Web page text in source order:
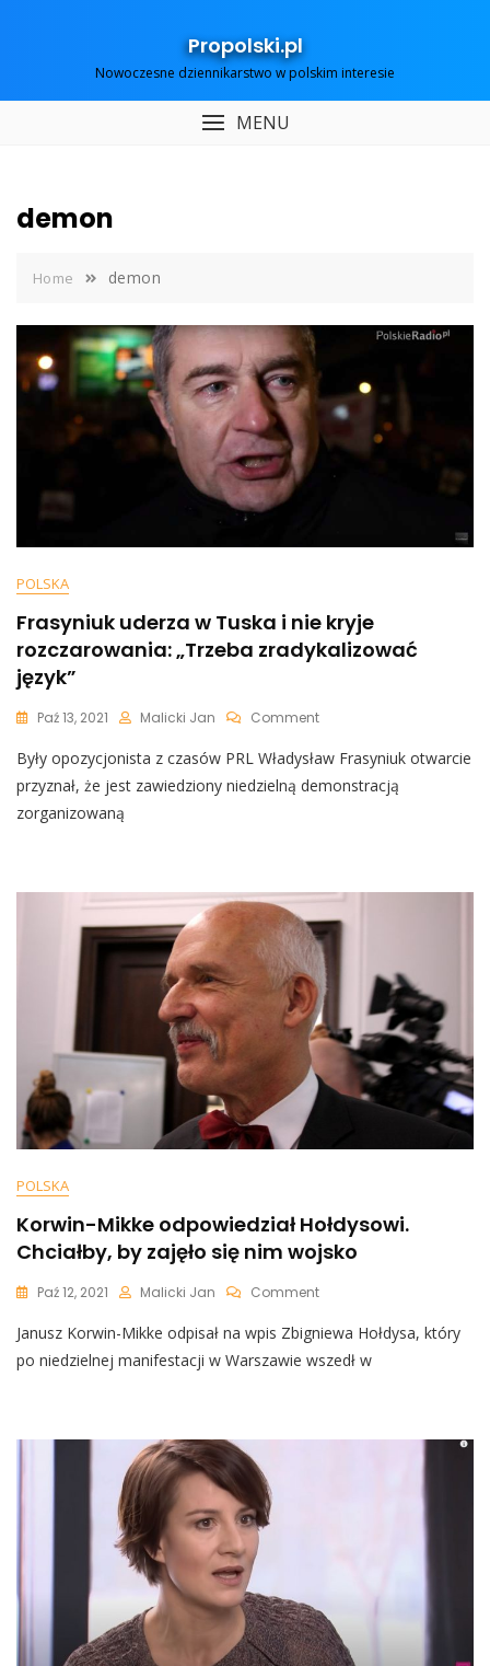
Propolski.pl
Nowoczesne dziennikarstwo w polskim interesie
MENU
demon
Home demon
POLSKA
Frasyniuk uderza w Tuska i nie kryje
rozczarowania: „Trzeba zradykalizować
język”
Paź 13, 2021 Malicki Jan CommentOn
Uderza
W
Zradykalizować
Język”
Były opozycjonista z czasów PRL Władysław Frasyniuk otwarcie
przyznał, że jest zawiedziony niedzielną demonstracją
zorganizowaną
POLSKA
Korwin-Mikke odpowiedział Hołdysowi.
Chciałby, by zajęło się nim wojsko
Paź 12, 2021 Malicki Jan CommentOn
Mikke
Odpowiedział
Zajęło
Janusz Korwin-Mikke odpisał na wpis Zbigniewa Hołdysa, który
po niedzielnej manifestacji w Warszawie wszedł w